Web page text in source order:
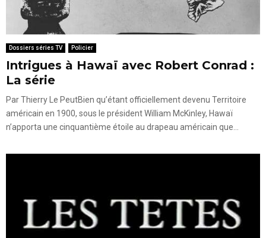
Dossiers séries TV Policier
Intrigues à Hawaï avec Robert Conrad :
La série
Par Thierry Le PeutBien qu’étant officiellement devenu Territoire
américain en 1900, sous le président William McKinley, Hawaï
n’apporta une cinquantième étoile au drapeau américain que...